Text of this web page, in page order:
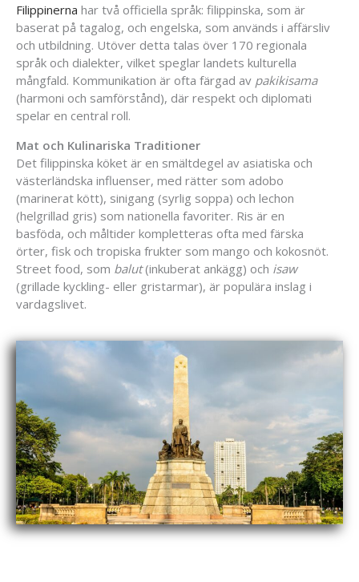
Filippinerna har två officiella språk: filippinska, som är
baserat på tagalog, och engelska, som används i affärsliv
och utbildning. Utöver detta talas över 170 regionala
språk och dialekter, vilket speglar landets kulturella
mångfald. Kommunikation är ofta färgad av pakikisama
(harmoni och samförstånd), där respekt och diplomati
spelar en central roll.
Mat och Kulinariska Traditioner
Det filippinska köket är en smältdegel av asiatiska och
västerländska influenser, med rätter som adobo
(marinerat kött), sinigang (syrlig soppa) och lechon
(helgrillad gris) som nationella favoriter. Ris är en
basföda, och måltider kompletteras ofta med färska
örter, fisk och tropiska frukter som mango och kokosnöt.
Street food, som balut(inkuberat ankägg) och isaw
(grillade kyckling- eller gristarmar), är populära inslag i
vardagslivet.